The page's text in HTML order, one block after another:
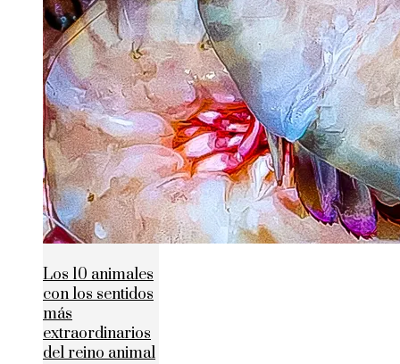
Los 10 animales
con los sentidos
más
extraordinarios
del reino animal